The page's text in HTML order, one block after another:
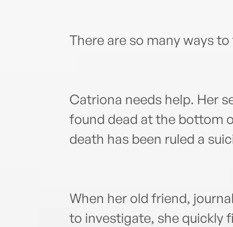
There are so many ways
Catriona needs help. Her
found dead at the bottom
death has been ruled a
When her old friend,
to investigate, she quickly